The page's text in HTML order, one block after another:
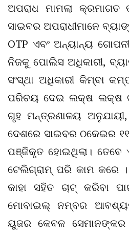
ଅପରାଧ ମାମଲା କ୍ରମାଗତ
ସାଇବର ଅପରାଧୀମାନେ
OTP ଏବଂ ଅନ୍ୟାନ୍ୟ
ନିଜକୁ ପୋଲିସ ଅଧିକାରୀ,
ସଂସ୍ଥା ଅଧିକାରୀ କିମ୍ବା
ପରିଚୟ ଦେଇ ଲକ୍ଷ ଲକ୍ଷ
ଗୃହ ମନ୍ତ୍ରଣାଳୟ ଅନୁଯାୟୀ,
ଦେଶରେ ସାଇବର ଠକେଇର
ପଞ୍ଜିକୃତ ହୋଇଥିଲା।
ଟେଲିଗ୍ରାମ୍ ପରି କାମ କରେ
କାହା ସହିତ ଚାଟ୍ କରିବା
ମୋବାଇଲ୍ ନମ୍ବର
ୟୁଜର କେବଳ